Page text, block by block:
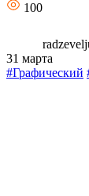
100
31 марта
#Графический